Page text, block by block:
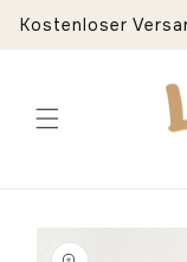
zum
Inhalt
Kostenloser